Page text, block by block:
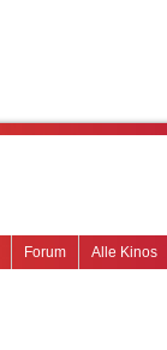
Alle Kinos
Forum